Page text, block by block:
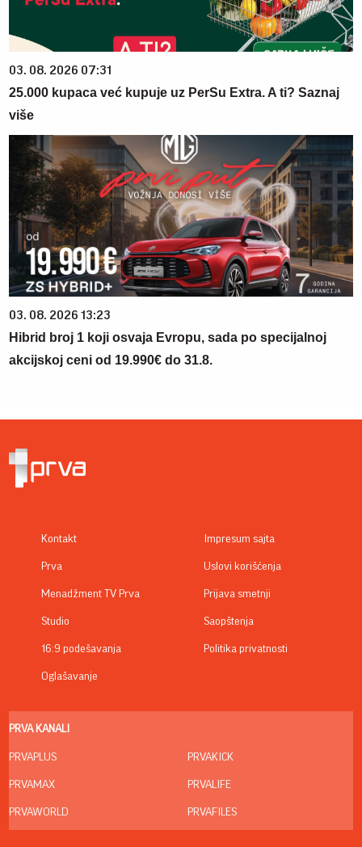
03. 08. 2026 07:31
25.000 kupaca već kupuje uz PerSu Extra. A ti? Saznaj
više
03. 08. 2026 13:23
Hibrid broj 1 koji osvaja Evropu, sada po specijalnoj
akcijskoj ceni od 19.990€ do 31.8.
Kontakt
Prva
Menadžment TV Prva
Studio
16:9 podešavanja
Oglašavanje
Impresum sajta
Uslovi korišćenja
Prijava smetnji
Saopštenja
Politika privatnosti
PRVA KANALI
PRVAPLUS
PRVAMAX
PRVAWORLD
PRVAKICK
PRVALIFE
PRVAFILES